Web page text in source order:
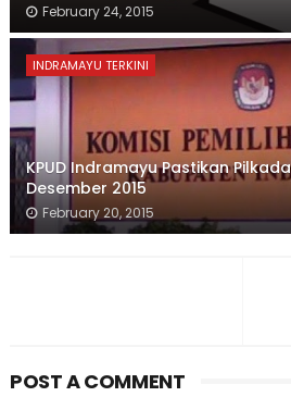
February 24, 2015
INDRAMAYU TERKINI
KPUD Indramayu Pastikan
Desember 2015
February 20, 2015
POST A COMMENT